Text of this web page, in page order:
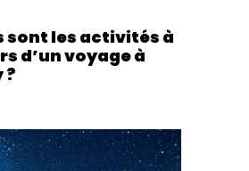
sont les activités à
d’un voyage à
?